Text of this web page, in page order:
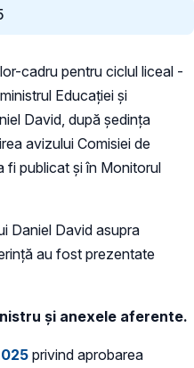
cadru pentru ciclul liceal -
Educației și
David, după ședința
avizului Comisiei de
fi publicat și în Monitorul
Daniel David asupra
au fost prezentate
și anexele aferente.
privind aprobarea